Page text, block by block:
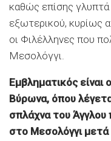
καθώς επίσης
εξωτερικού, κυρίως
οι Φιλέλληνες που
Μεσολόγγι.
Εμβληματικός είναι
Βύρωνα, όπου
σπλάχνα του Άγγλου
στο Μεσολόγγι